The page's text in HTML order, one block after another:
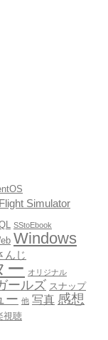
Simulator
SStoEbook
Windows
んじ
ー オリジナル
ールズ スナップ
ー 他 写真 感想
視聴